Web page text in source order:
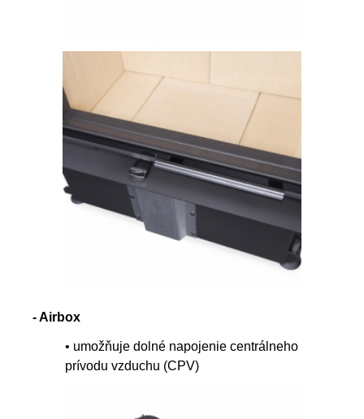
- Airbox
• umožňuje dolné napojenie centrálneho
prívodu vzduchu (CPV)